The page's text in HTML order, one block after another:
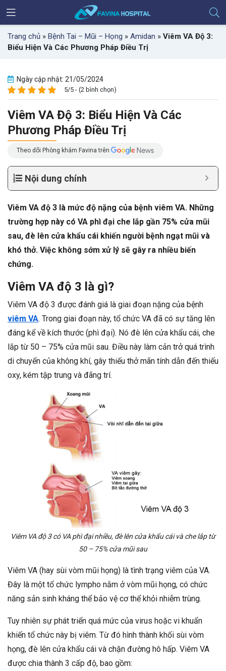
Trang chủ » Bệnh Tai – Mũi – Họng » Amidan » Viêm VA Độ 3:
Biểu Hiện Và Các Phương Pháp Điều Trị
Ngày cập nhật: 21/05/2024
5/5 - (2 bình chọn)
Viêm VA Độ 3: Biểu Hiện Và Các
Phương Pháp Điều Trị
Theo dõi Phòng khám Favina trên
Nội dung chính
Viêm VA độ 3 là mức độ nặng của bệnh viêm VA. Những
trường hợp này có VA phì đại che lắp gần 75% cửa mũi
sau, đè lên cửa khẩu cái khiến người bệnh ngạt mũi và
khó thở. Việc không sớm xử lý sẽ gây ra nhiều biến
chứng.
Viêm VA độ 3 là gì?
Viêm VA độ 3 được đánh giá là giai đoạn nặng của bệnh
viêm VA. Trong giai đoạn này, tổ chức VA đã có sự tăng lên
đáng kể về kích thước (phì đại). Nó đè lên cửa khẩu cái, che
lắp từ 50 – 75% cửa mũi sau. Điều này làm cản trở quá trình
di chuyển của không khí, gây thiếu thở mãn tính dẫn đến thiếu
oxy, kém tập trung và đãng trí.
Viêm VA độ 3 có VA phì đại nhiều, đè lên cửa khẩu cái và che lắp từ
50 – 75% cửa mũi sau
Viêm VA (hay sùi vòm mũi họng) là tình trạng viêm của VA.
Đây là một tổ chức lympho nằm ở vòm mũi họng, có chức
năng sản sinh kháng thể bảo vệ cơ thể khỏi nhiễm trùng.
Tuy nhiên sự phát triển quá mức của virus hoặc vi khuẩn
khiến tổ chức này bị viêm. Từ đó hình thành khối sùi vòm
họng, đè lên cửa khẩu cái và chặn đường hô hấp. Viêm VA
được chia thành 3 cấp độ, bao gồm: